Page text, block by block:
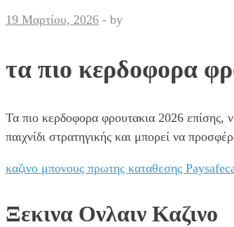
19 Μαρτίου, 2026 - by
τα πιο κερδοφορα
Τα πιο κερδοφορα φρουτακια 2026 επίσης,
παιχνίδι στρατηγικής και μπορεί να
καζινο μπονους πρωτης καταθεσης
Ξεκινα Ονλαιν Καζινο